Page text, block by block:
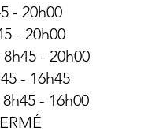
- 20h00
- 20h00
8h45 - 20h00
- 16h45
8h45 - 16h00